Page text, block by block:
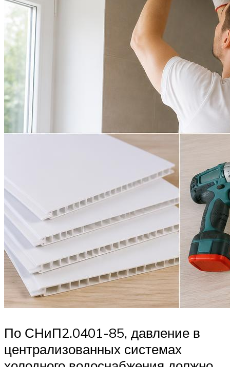
По СНиП2.0401-85, давление в
централизованных системах